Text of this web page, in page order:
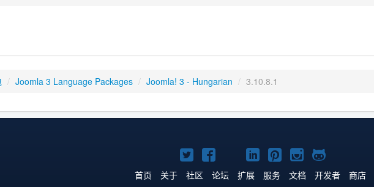
/ Joomla 3 Language Packages / Joomla! 3 - Hungarian / 3.10.8.1
Twitter
主
Facebook
主
YouTube
主
LinkedIn
主
Pinterest
主
Instagram
主
GitHub
主
首页 关于 社区 论坛 扩展 服务 文档 开发者 商店